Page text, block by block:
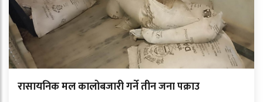
रासायनिक मल कालोबजारी गर्ने तीन जना पक्राउ